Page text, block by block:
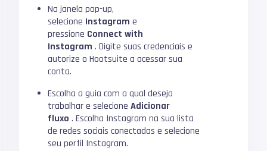
Na janela pop-up,
selecione Instagram e
pressione Connect with
Instagram . Digite suas credenciais e
autorize o Hootsuite a acessar sua
conta.
Escolha a guia com a qual deseja
trabalhar e selecioneAdicionar
fluxo . Escolha Instagram na sua lista
de redes sociais conectadas e selecione
seu perfil Instagram.